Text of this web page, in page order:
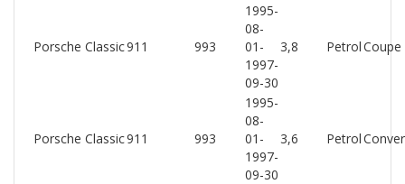
Porsche Classic911 993
1995-
08-
01-
1997-
09-30
3,8 PetrolCoupe
Porsche Classic911 993
1995-
08-
01-
1997-
09-30
3,6 Petrol